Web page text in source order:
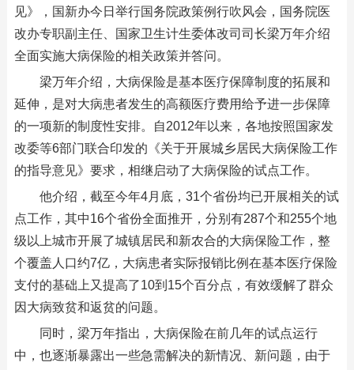
见》，国新办今日举行国务院政策例行吹风会，国务院医
改办专职副主任、国家卫生计生委体改司司长梁万年介绍
全面实施大病保险的相关政策并答问。
梁万年介绍，大病保险是基本医疗保障制度的拓展和
延伸，是对大病患者发生的高额医疗费用给予进一步保障
的一项新的制度性安排。自2012年以来，各地按照国家发
改委等6部门联合印发的《关于开展城乡居民大病保险工作
的指导意见》要求，相继启动了大病保险的试点工作。
他介绍，截至今年4月底，31个省份均已开展相关的试
点工作，其中16个省份全面推开，分别有287个和255个地
级以上城市开展了城镇居民和新农合的大病保险工作，整
个覆盖人口约7亿，大病患者实际报销比例在基本医疗保险
支付的基础上又提高了10到15个百分点，有效缓解了群众
因大病致贫和返贫的问题。
同时，梁万年指出，大病保险在前几年的试点运行
中，也逐渐暴露出一些急需解决的新情况、新问题，由于